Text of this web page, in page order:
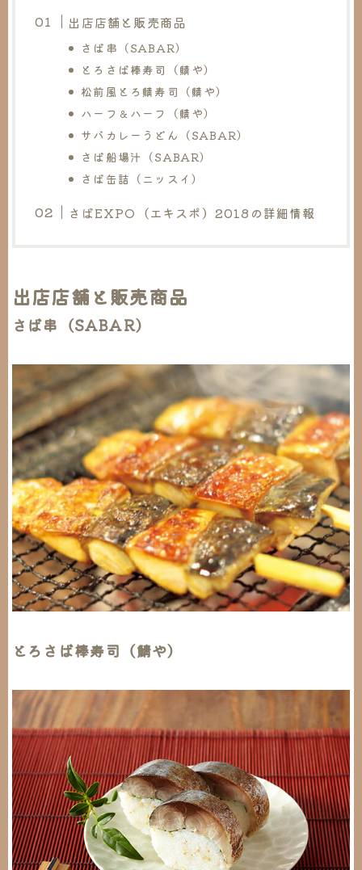
出店店舗と販売商品
さば串（SABAR）
とろさば棒寿司（鯖や）
松前風とろ鯖寿司（鯖や）
ハーフ＆ハーフ（鯖や）
サバカレーうどん（SABAR）
さば船場汁（SABAR）
さば缶詰（ニッスイ）
さばEXPO（エキスポ）2018の詳細情報
出店店舗と販売商品
さば串（SABAR）
とろさば棒寿司（鯖や）